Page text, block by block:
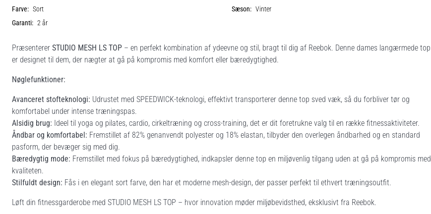
Farve: Sort Sæson: Vinter
Garanti: 2 år
Præsenterer STUDIO MESH LS TOP – en perfekt kombination af ydeevne og stil, bragt til dig af Reebok. Denne dames langærmede top
er designet til dem, der nægter at gå på kompromis med komfort eller bæredygtighed.
Nøglefunktioner:
Avanceret stofteknologi: Udrustet med SPEEDWICK-teknologi, effektivt transporterer denne top sved væk, så du forbliver tør og
komfortabel under intense træningspas.
Alsidig brug: Ideel til yoga og pilates, cardio, cirkeltræning og cross-training, det er dit foretrukne valg til en række fitnessaktiviteter.
Åndbar og komfortabel: Fremstillet af 82% genanvendt polyester og 18% elastan, tilbyder den overlegen åndbarhed og en standard
pasform, der bevæger sig med dig.
Bæredygtig mode: Fremstillet med fokus på bæredygtighed, indkapsler denne top en miljøvenlig tilgang uden at gå på kompromis med
kvaliteten.
Stilfuldt design: Fås i en elegant sort farve, den har et moderne mesh-design, der passer perfekt til ethvert træningsoutfit.
Løft din fitnessgarderobe med STUDIO MESH LS TOP – hvor innovation møder miljøbevidsthed, eksklusivt fra Reebok.